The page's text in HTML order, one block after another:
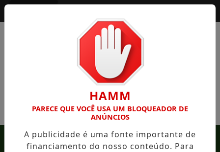
MENU
HAMM
PARECE QUE VOCÊ USA UM BLOQUEADOR DE
ANÚNCIOS
A publicidade é uma fonte importante de
financiamento do nosso conteúdo. Para